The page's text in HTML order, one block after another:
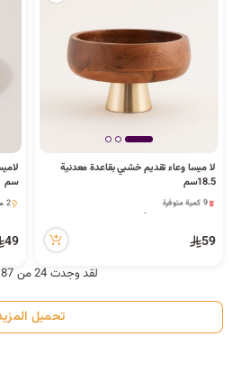
لا ميسا وعاء تقديم خشبي بقاعدة معدنية
18.5سم
1 قطعة بيعت مؤخراً
9 كمية متوفرة
59
سم
2 مشاهدة مؤخراً
49
لقد وجدت 24 من 87 منتجات
تحميل المزيد